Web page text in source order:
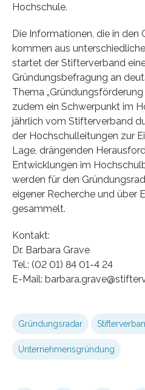
Hochschule.
Die Informationen, die in den
kommen aus
startet der Stifterverband
Gründungsbefragung an
Thema
zudem ein Schwerpunkt im
jährlich vom Stifterverband
der Hochschulleitungen zur
Lage, drängenden
Entwicklungen im
werden für den
eigener Recherche und über
gesammelt.
Kontakt:
Dr. Barbara Grave
Tel.: (02 01) 84 01-4 24
E-Mail:
Gründungsradar
Unternehmensgründung